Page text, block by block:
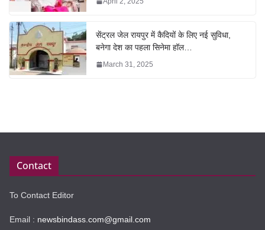
सेंट्रल जेल रायपुर में कैदियों के लिए नई सुविधा,
बनेगा देश का पहला सिनेमा हॉल…
March 31, 2025
Contact
To Contact Editor
Email : newsbindass.com@gmail.com